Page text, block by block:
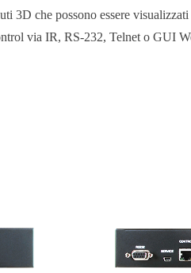
3D che possono essere
via IR, RS-232, Telnet o GUI